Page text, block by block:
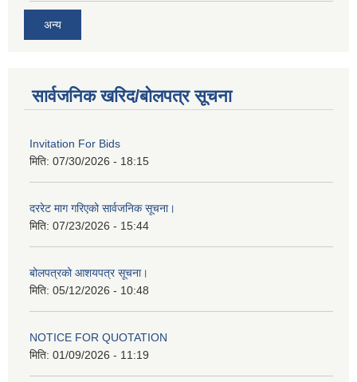
अन्य
सार्वजनिक खरिद/बोलपत्र सूचना
Invitation For Bids
मिति: 07/30/2026 - 18:15
दररेट माग गरिएको सार्वजनिक सूचना।
मिति: 07/23/2026 - 15:44
बोलपत्रको आशयपत्र सूचना।
मिति: 05/12/2026 - 10:48
NOTICE FOR QUOTATION
मिति: 01/09/2026 - 11:19